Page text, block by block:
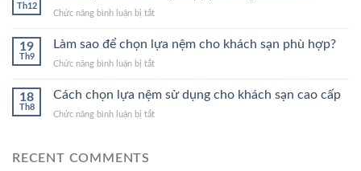
su
Cương
giá
bao
Th12
Chức năng bình luận bị tắtở
nệm
Kim
Cương
Gold
19
Th9
Làm sao để chọn lựa nệm cho khách sạn phù hợp?
Chức năng bình luận bị tắtở
chọn
18
Th8
Cách chọn lựa nệm sử dụng cho khách sạn cao cấp
Chức năng bình luận bị tắtở
RECENT COMMENTS